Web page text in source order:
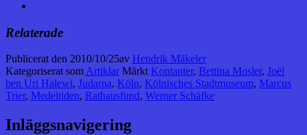
Relaterade
Publicerat den 2010/10/25av Hendrik Mäkeler
Kategoriserat som Artiklar Märkt Kontanter, Bettina Mosler, Joël
ben Uri Halewi, Judarna, Köln, Kölnisches Stadtmuseum, Marcus
Trier, Medeltiden, Rathausfund, Werner Schäfke
Inläggsnavigering